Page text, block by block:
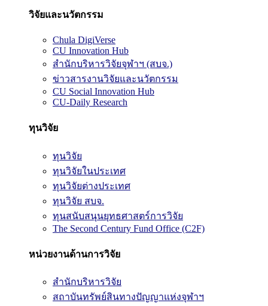
วิจัยและนวัตกรรม
Chula DigiVerse
CU Innovation Hub
สำนักบริหารวิจัยจุฬาฯ (สบจ.)
ข่าวสารงานวิจัยและนวัตกรรม
CU Social Innovation Hub
CU-Daily Research
ทุนวิจัย
ทุนวิจัย
ทุนวิจัยในประเทศ
ทุนวิจัยต่างประเทศ
ทุนวิจัย สบจ.
ทุนสนับสนุนยุทธศาสตร์การวิจัย
The Second Century Fund Office (C2F)
หน่วยงานด้านการวิจัย
สำนักบริหารวิจัย
สถาบันทรัพย์สินทางปัญญาแห่งจุฬาฯ